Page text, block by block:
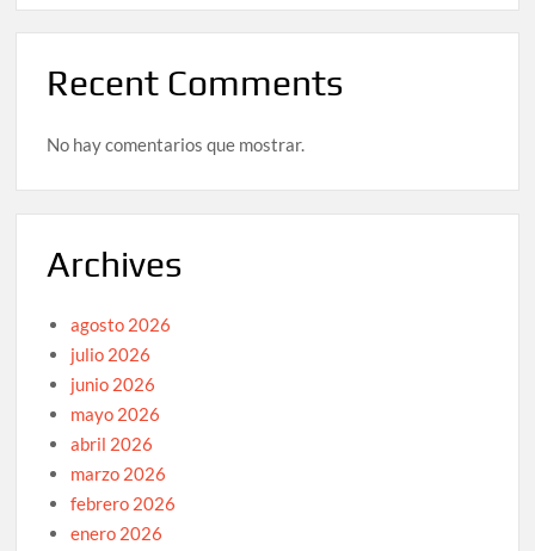
Recent Comments
No hay comentarios que mostrar.
Archives
agosto 2026
julio 2026
junio 2026
mayo 2026
abril 2026
marzo 2026
febrero 2026
enero 2026